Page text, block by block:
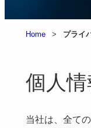
Home > プライ
個人
当社は、全て